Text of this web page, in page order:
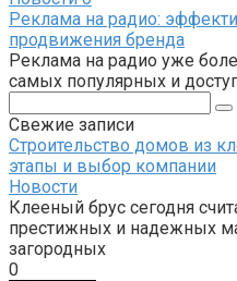
Реклама на радио:
продвижения бренда
Реклама на радио уже
самых популярных и
Свежие записи
Строительство домов из
этапы и выбор компании
Новости
Клееный брус сегодня
престижных и надежных
загородных
0